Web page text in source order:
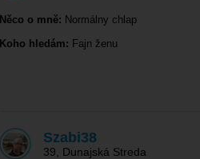
Něco o mně: Normálny chlap
Koho hledám: Fajn ženu
Szabi38
39 Dunajská Streda